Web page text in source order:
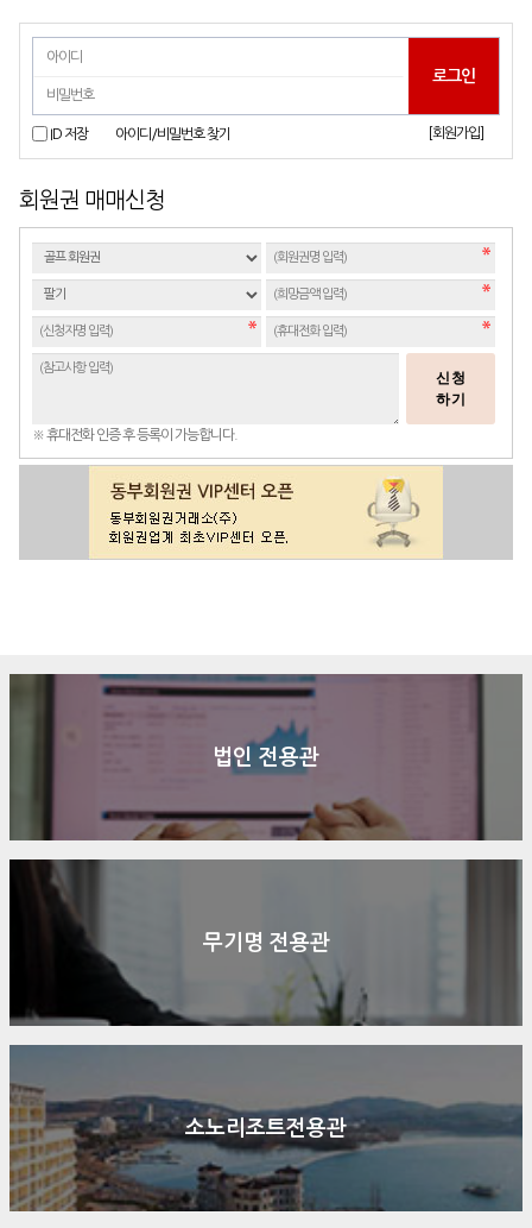
ID 저장 아이디/비밀번호 찾기 [회원가입]
회원권 매매신청
신청
하기
※ 휴대전화 인증 후 등록이 가능합니다.
구매문의 상담신청
법인 전용관
무기명 전용관
소노리조트전용관